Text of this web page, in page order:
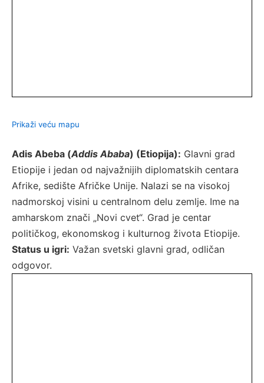
Prikaži veću mapu
Adis Abeba (Addis Ababa) (Etiopija): Glavni grad
Etiopije i jedan od najvažnijih diplomatskih centara
Afrike, sedište Afričke Unije. Nalazi se na visokoj
nadmorskoj visini u centralnom delu zemlje. Ime na
amharskom znači „Novi cvet“. Grad je centar
političkog, ekonomskog i kulturnog života Etiopije.
Status u igri: Važan svetski glavni grad, odličan
odgovor.